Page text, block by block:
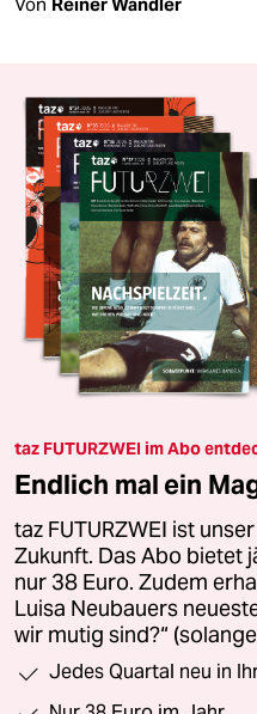
Von Reiner Wandler
taz FUTURZWEI im Abo
Endlich mal ein
taz FUTURZWEI ist
Zukunft. Das Abo bietet
nur 38 Euro. Zudem
Luisa Neubauers
wir mutig sind?“
Jedes Quartal neu in